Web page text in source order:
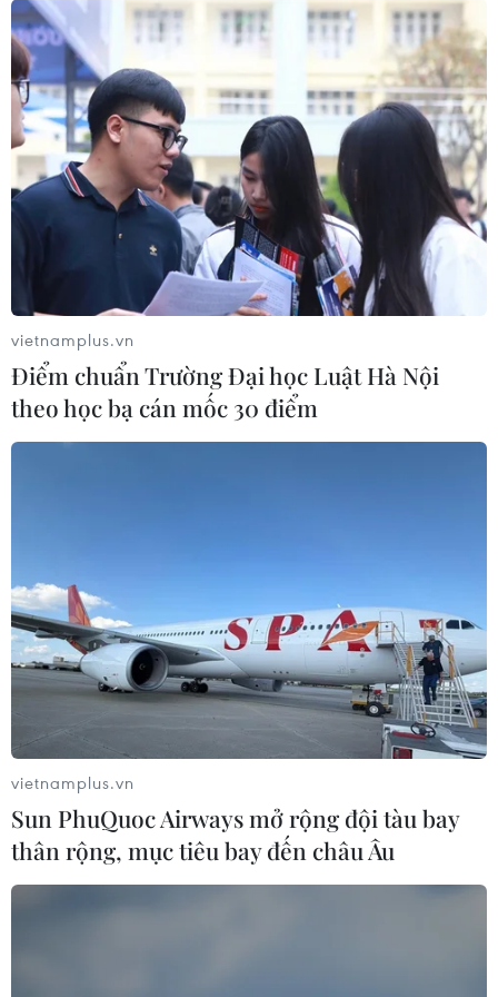
07/08/2026 08:31
Miss Galaxy Vietnam 2026: Sân chơi
nhan sắc khác biệt với dấu ấn công
nghệ
07/08/2026 07:40
Nhịp điệu Samulnori vang
dội, Áo dài - Hanbok 'khoe sắc' bên
07/08/2026 04:39
Để di sản ướp trà sen Quảng An luôn
Nghệ nhân Đặng Văn Hậu
thổi sức sống mới cho nghệ thuật tò
he truyền thống
07/08/2026 03:19
Xem thêm
vietnamplus.vn
Điểm chuẩn Trường Đại học Luật Hà Nội
theo học bạ cán mốc 30 điểm
vietnamplus.vn
Sun PhuQuoc Airways mở rộng đội tàu bay
thân rộng, mục tiêu bay đến châu Âu